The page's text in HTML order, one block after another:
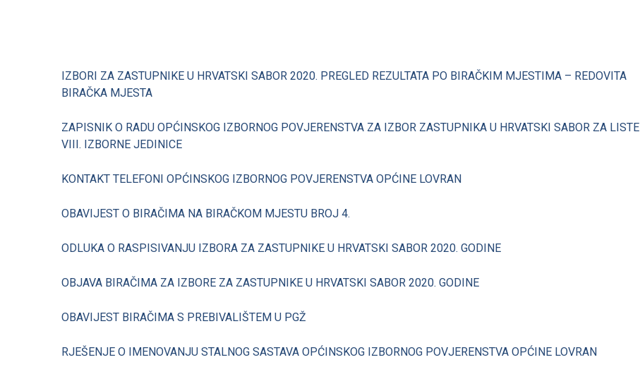
IZBORI ZA ZASTUPNIKE U HRVATSKI SABOR 2020. PREGLED REZULTATA PO BIRAČKIM MJESTIMA – REDOVITA
BIRAČKA MJESTA
ZAPISNIK O RADU OPĆINSKOG IZBORNOG POVJERENSTVA ZA IZBOR ZASTUPNIKA U HRVATSKI SABOR ZA LISTE
VIII. IZBORNE JEDINICE
KONTAKT TELEFONI OPĆINSKOG IZBORNOG POVJERENSTVA OPĆINE LOVRAN
OBAVIJEST O BIRAČIMA NA BIRAČKOM MJESTU BROJ 4.
ODLUKA O RASPISIVANJU IZBORA ZA ZASTUPNIKE U HRVATSKI SABOR 2020. GODINE
OBJAVA BIRAČIMA ZA IZBORE ZA ZASTUPNIKE U HRVATSKI SABOR 2020. GODINE
OBAVIJEST BIRAČIMA S PREBIVALIŠTEM U PGŽ
RJEŠENJE O IMENOVANJU STALNOG SASTAVA OPĆINSKOG IZBORNOG POVJERENSTVA OPĆINE LOVRAN